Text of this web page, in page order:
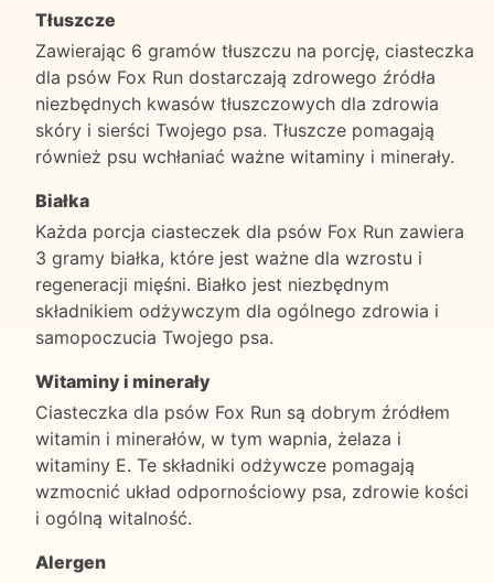
Tłuszcze
Zawierając 6 gramów tłuszczu na porcję, ciasteczka
dla psów Fox Run dostarczają zdrowego źródła
niezbędnych kwasów tłuszczowych dla zdrowia
skóry i sierści Twojego psa. Tłuszcze pomagają
również psu wchłaniać ważne witaminy i minerały.
Białka
Każda porcja ciasteczek dla psów Fox Run zawiera
3 gramy białka, które jest ważne dla wzrostu i
regeneracji mięśni. Białko jest niezbędnym
składnikiem odżywczym dla ogólnego zdrowia i
samopoczucia Twojego psa.
Witaminy i minerały
Ciasteczka dla psów Fox Run są dobrym źródłem
witamin i minerałów, w tym wapnia, żelaza i
witaminy E. Te składniki odżywcze pomagają
wzmocnić układ odpornościowy psa, zdrowie kości
i ogólną witalność.
Alergen